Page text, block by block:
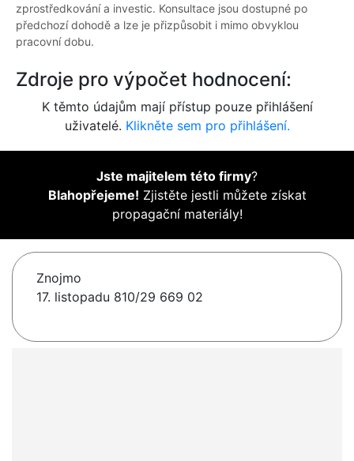
zprostředkování a investic. Konsultace jsou dostupné po
předchozí dohodě a lze je přizpůsobit i mimo obvyklou
pracovní dobu.
Zdroje pro výpočet hodnocení:
K těmto údajům mají přístup pouze přihlášení
uživatelé. Klikněte sem pro přihlášení.
Jste majitelem této firmy?
Blahopřejeme! Zjistěte jestli můžete získat
propagační materiály!
Znojmo
17. listopadu 810/29 669 02